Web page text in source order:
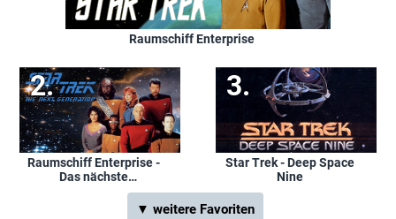
Raumschiff Enterprise
Raumschiff Enterprise -
Das nächste
Jahrhundert
Star Trek - Deep Space
Nine
▼ weitere Favoriten